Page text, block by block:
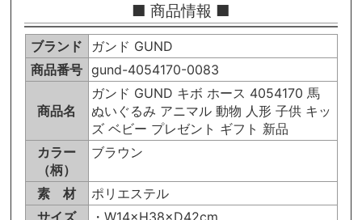
■ 商品情報 ■
ブランド
ガンド GUND
商品番号 gund-4054170-0083
商品名
ガンド GUND キボ ホース 4054170 馬
ぬいぐるみ アニマル 動物 人形 子供 キッ
ズ ベビー プレゼント ギフト 新品
カラー
（柄）
ブラウン
素 材
ポリエステル
サイズ
・W14×H38×D42cm